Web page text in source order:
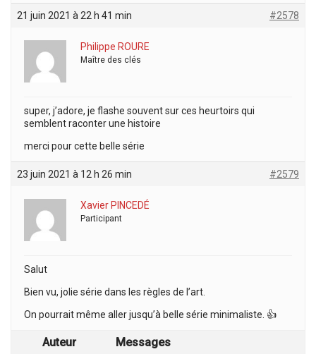
21 juin 2021 à 22 h 41 min #2578
Philippe ROURE
Maître des clés
super, j’adore, je flashe souvent sur ces heurtoirs qui
semblent raconter une histoire
merci pour cette belle série
23 juin 2021 à 12 h 26 min #2579
Xavier PINCEDÉ
Participant
Salut
Bien vu, jolie série dans les règles de l’art.
On pourrait même aller jusqu’à belle série minimaliste. 👍
Auteur Messages